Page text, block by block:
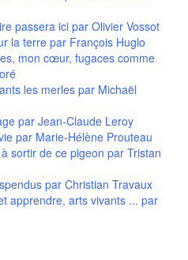
passera ici par Olivier Vossot
la terre par François Huglo
mon cœur, fugaces comme
les merles par Michaël
par Jean-Claude Leroy
par Marie-Hélène Prouteau
sortir de ce pigeon par Tristan
par Christian Travaux
apprendre, arts vivants ... par